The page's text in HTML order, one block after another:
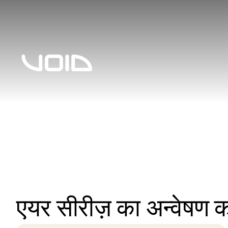
एयर सीरीज़ का अन्वेषण